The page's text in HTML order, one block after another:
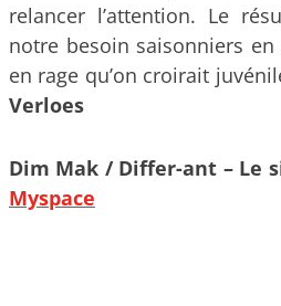
relancer l’attention. Le
notre besoin saisonniers
en rage qu’on croirait
Verloes
Dim Mak / Differ-ant – Le
Myspace